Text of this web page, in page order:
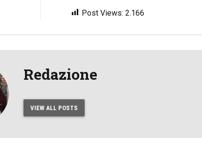
Post Views: 2.166
Redazione
VIEW ALL POSTS